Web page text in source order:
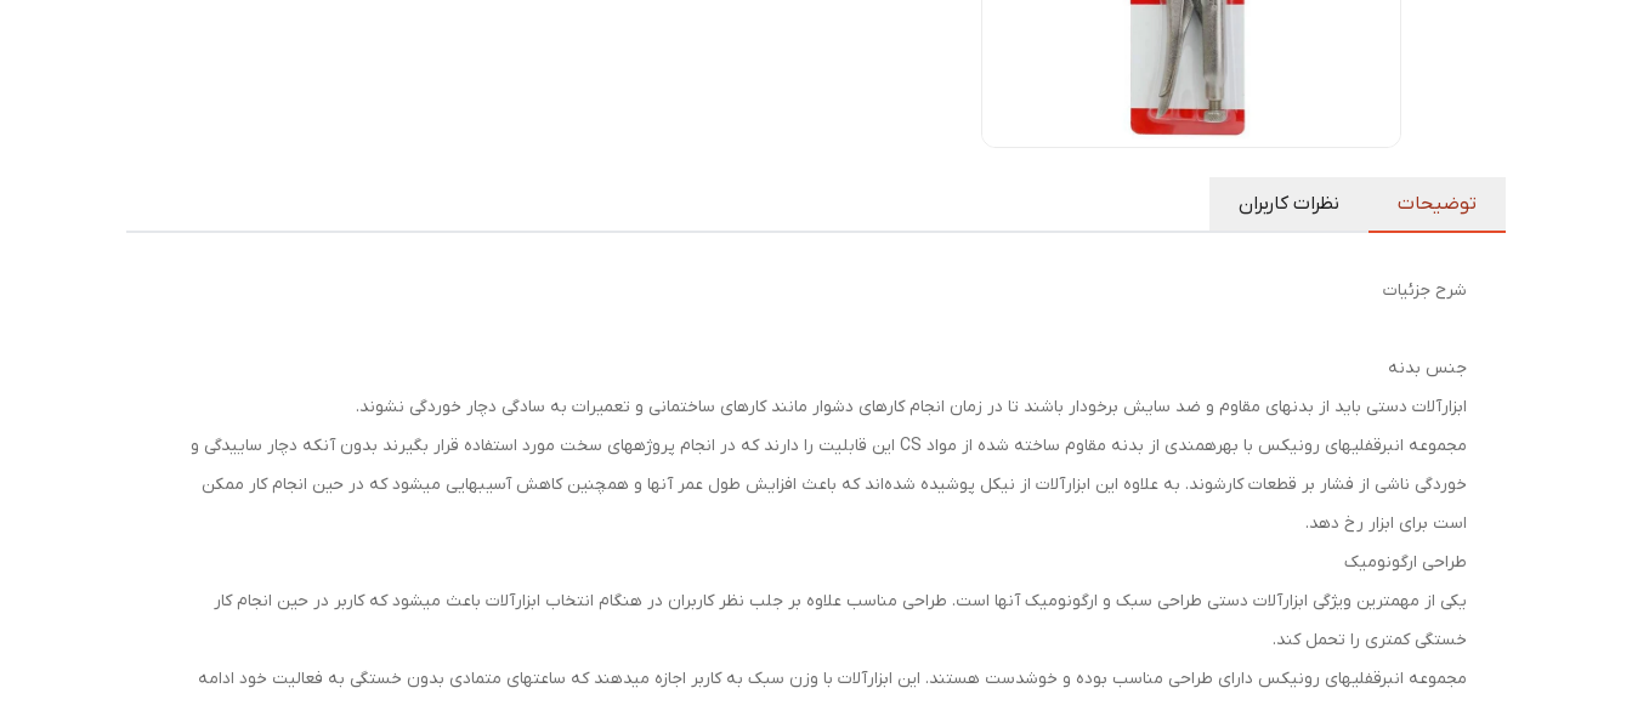
توضیحات نظرات کاربران
شرح جزئیات
جنس بدنه
ابزارآلات دستی باید از بدنه­ای مقاوم و ضد سایش برخودار باشند تا در زمان انجام کارهای دشوار مانند کارهای ساختمانی و تعمیرات به سادگی دچار خوردگی نشوند.
مجموعه انبرقفلی­های رونیکس با بهره­مندی از بدنه مقاوم ساخته شده از مواد CS این قابلیت را دارند که در انجام پروژه­های سخت مورد استفاده قرار بگیرند بدون آنکه دچار ساییدگی و
خوردگی ناشی از فشار بر قطعات کارشوند. به علاوه این ابزارآلات از نیکل پوشیده شده­‌اند که باعث افزایش طول عمر آن­ها و همچنین کاهش آسیب­هایی می­شود که در حین انجام کار ممکن
است برای ابزار رخ دهد.
طراحی ارگونومیک
یکی از مهمترین ویژگی ابزارآلات دستی طراحی سبک و ارگونومیک آن­ها است. طراحی مناسب علاوه بر جلب نظر کاربران در هنگام انتخاب ابزارآلات باعث می­شود که کاربر در حین انجام کار
خستگی کمتری را تحمل کند.
مجموعه انبرقفلی­های رونیکس دارای طراحی مناسب بوده و خوش­دست هستند. این ابزارآلات با وزن سبک به کاربر اجازه می­دهند که ساعت­های متمادی بدون خستگی به فعالیت خود ادامه